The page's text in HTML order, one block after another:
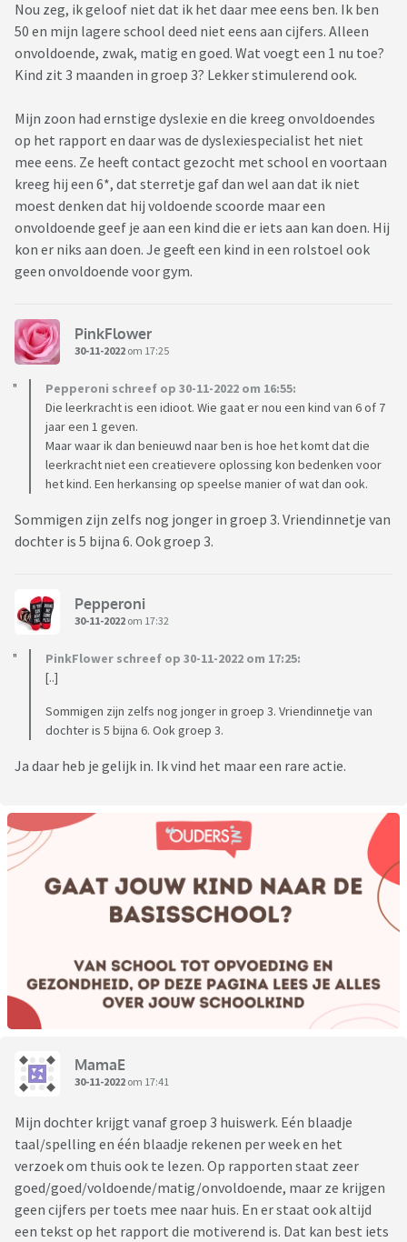
Nou zeg, ik geloof niet dat ik het daar mee eens ben. Ik ben
50 en mijn lagere school deed niet eens aan cijfers. Alleen
onvoldoende, zwak, matig en goed. Wat voegt een 1 nu toe?
Kind zit 3 maanden in groep 3? Lekker stimulerend ook.
Mijn zoon had ernstige dyslexie en die kreeg onvoldoendes
op het rapport en daar was de dyslexiespecialist het niet
mee eens. Ze heeft contact gezocht met school en voortaan
kreeg hij een 6*, dat sterretje gaf dan wel aan dat ik niet
moest denken dat hij voldoende scoorde maar een
onvoldoende geef je aan een kind die er iets aan kan doen. Hij
kon er niks aan doen. Je geeft een kind in een rolstoel ook
geen onvoldoende voor gym.
PinkFlower
30-11-2022 om 17:25
Pepperoni schreef op 30-11-2022 om 16:55:
Die leerkracht is een idioot. Wie gaat er nou een kind van 6 of 7
jaar een 1 geven.
Maar waar ik dan benieuwd naar ben is hoe het komt dat die
leerkracht niet een creatievere oplossing kon bedenken voor
het kind. Een herkansing op speelse manier of wat dan ook.
Sommigen zijn zelfs nog jonger in groep 3. Vriendinnetje van
dochter is 5 bijna 6. Ook groep 3.
Pepperoni
30-11-2022 om 17:32
PinkFlower schreef op 30-11-2022 om 17:25:
[..]
Sommigen zijn zelfs nog jonger in groep 3. Vriendinnetje van
dochter is 5 bijna 6. Ook groep 3.
Ja daar heb je gelijk in. Ik vind het maar een rare actie.
MamaE
30-11-2022 om 17:41
Mijn dochter krijgt vanaf groep 3 huiswerk. Eén blaadje
taal/spelling en één blaadje rekenen per week en het
verzoek om thuis ook te lezen. Op rapporten staat zeer
goed/goed/voldoende/matig/onvoldoende, maar ze krijgen
geen cijfers per toets mee naar huis. En er staat ook altijd
een tekst op het rapport die motiverend is. Dat kan best iets